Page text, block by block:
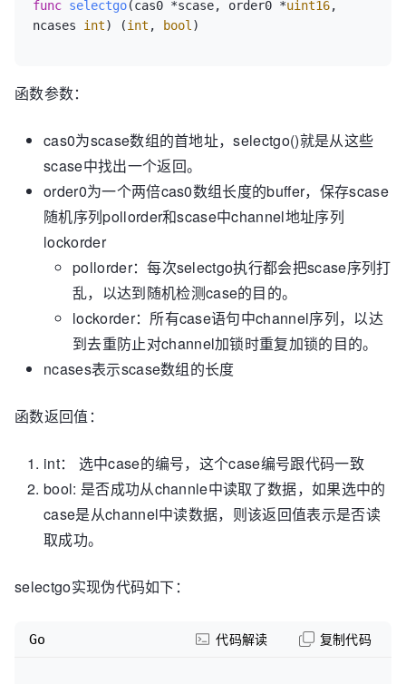
func selectgo(cas0 *scase, order0 *uint16,
ncases int) (int , bool
函数参数：
cas0为scase数组的首地址，selectgo()就是从这些
scase中找出一个返回。
order0为一个两倍cas0数组长度的buffer，保存scase
随机序列pollorder和scase中channel地址序列
lockorder
pollorder：每次selectgo执行都会把scase序列打
乱，以达到随机检测case的目的。
lockorder：所有case语句中channel序列，以达
到去重防止对channel加锁时重复加锁的目的。
ncases表示scase数组的长度
函数返回值：
int： 选中case的编号，这个case编号跟代码一致
bool: 是否成功从channle中读取了数据，如果选中的
case是从channel中读数据，则该返回值表示是否读
取成功。
selectgo实现伪代码如下：
Go 代码解读 复制代码